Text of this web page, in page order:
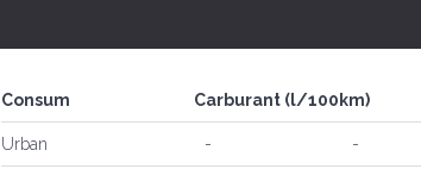
Consum Carburant (l/100km)
Urban - -